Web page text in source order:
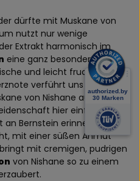
dürfte mit Muskane von
nutzt nur wenige
Extrakt harmonisch im
eine ganz besondere
und leicht fruchtige
verführt uns das
von Nishane aus derNo
hier einfach in
Bernstein erinnert,
mit einer süßen Anmut
mit cremigen, pudrigen
von Nishane so zu einem